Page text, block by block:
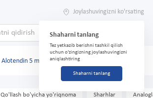
Joylashuvingizni ko'rsating
Shaharni tanlang
Tez yetkazib berishni tashkil qilish
uchun o'zingizning joylashuvingizni
aniqlashtiring
Shaharni tanlang
Alotendin 5 mg/10 mg № 30 tabletka
Qo'llash bo'yicha yo'riqnoma Sharhlar